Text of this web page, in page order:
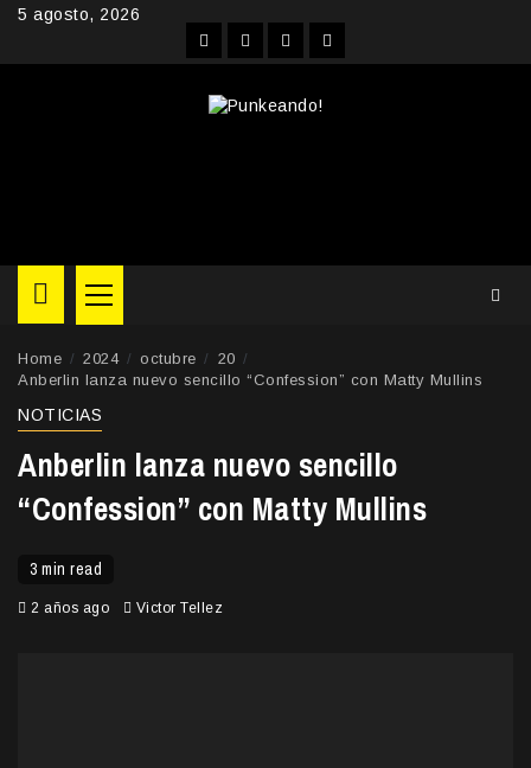
Skip5 agosto, 2026
FacebookInstagram
YouTubeTwitter
Primary
Menu
Home 2024 octubre
20
Anberlin lanza nuevo sencillo “Confession” con Matty Mullins
NOTICIAS
Anberlin lanza nuevo sencillo
“Confession” con Matty Mullins
3 min read
2 años ago Victor Tellez